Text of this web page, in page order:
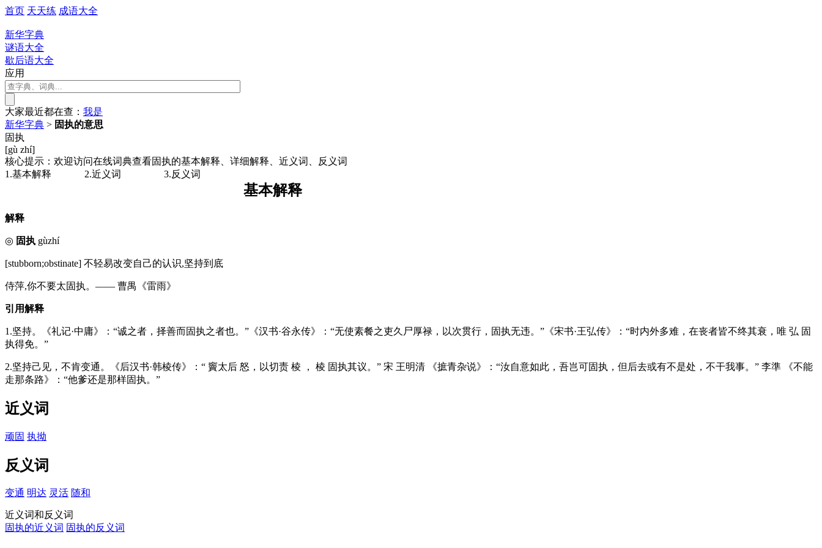
首页 天天练 成语大全
新华字典
谜语大全
歇后语大全
应用
大家最近都在查： 我是
新华字典 > 固执的意思
固执
[gù zhí]
核心提示：欢迎访问在线词典查看固执的基本解释、详细解释、近义词、反义词
1.基本解释
2.近义词 3.反义词
基本解释
解释
◎ 固执 gùzhí
[stubborn;obstinate] 不轻易改变自己的认识,坚持到底
侍萍,你不要太固执。—— 曹禺《雷雨》
引用解释
1.坚持。《礼记·中庸》：“诚之者，择善而固执之者也。”《汉书·谷永传》：“无使素餐之吏久尸厚禄，以次贯行，固执无违。”《宋书·王弘传》：“时内外多难，在丧者皆不终其衰，唯 弘 固
执得免。”
2.坚持己见，不肯变通。《后汉书·韩棱传》：“ 竇太后 怒，以切责 棱 ， 棱 固执其议。” 宋 王明清 《摭青杂说》：“汝自意如此，吾岂可固执，但后去或有不是处，不干我事。” 李準 《不能
走那条路》：“他爹还是那样固执。”
近义词
顽固 执拗
反义词
变通 明达 灵活 随和
近义词和反义词
固执的近义词 固执的反义词